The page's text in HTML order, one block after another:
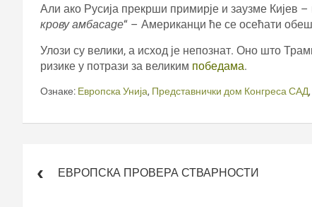
Али ако Русија прекрши примирје и заузме Кијев
крову амбасаде“ – Американци ће се осећати
Улози су велики, а исход је непознат. Оно што
ризике у потрази за великим победама.
Ознаке: Европска Унија, Представнички дом Конгреса САД,
чланкаЕВРОПСКА ПРОВЕРА СТВАРНОСТИ